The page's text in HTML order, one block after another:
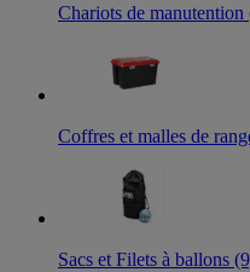
Chariots de manutention
Coffres et malles de
Sacs et Filets à ballons